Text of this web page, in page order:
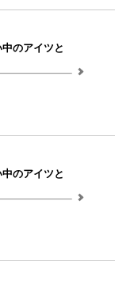
のアイツと
のアイツと